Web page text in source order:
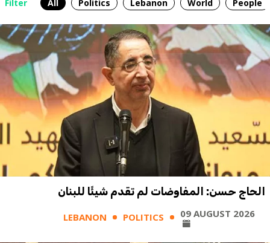
Filter All Politics Lebanon World People
الحاج حسن: المفاوضات لم تقدم شيئًا للبنان
LEBANON POLITICS 09 AUGUST 2026